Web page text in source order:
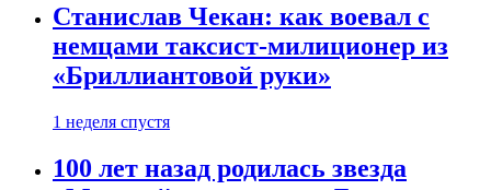
Станислав Чекан: как воевал с
немцами таксист-милиционер из
«Бриллиантовой руки»
1 неделя спустя
100 лет назад родилась звезда